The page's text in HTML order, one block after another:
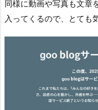
同様に動画や写真も文章
入ってくるので、とても